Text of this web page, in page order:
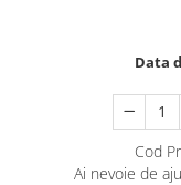
Data
Cod
Ai nevoie de